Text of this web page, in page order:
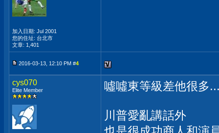
加入日期: Jul 2001
您的住址: 台北市
文章: 1,401
2016-03-13, 12:10 PM #4
cys070
Elite Member 噓噓東等級差他很多
川普愛亂講話外